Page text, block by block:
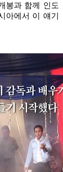
봉과 함께 인도
아에서 이 얘기